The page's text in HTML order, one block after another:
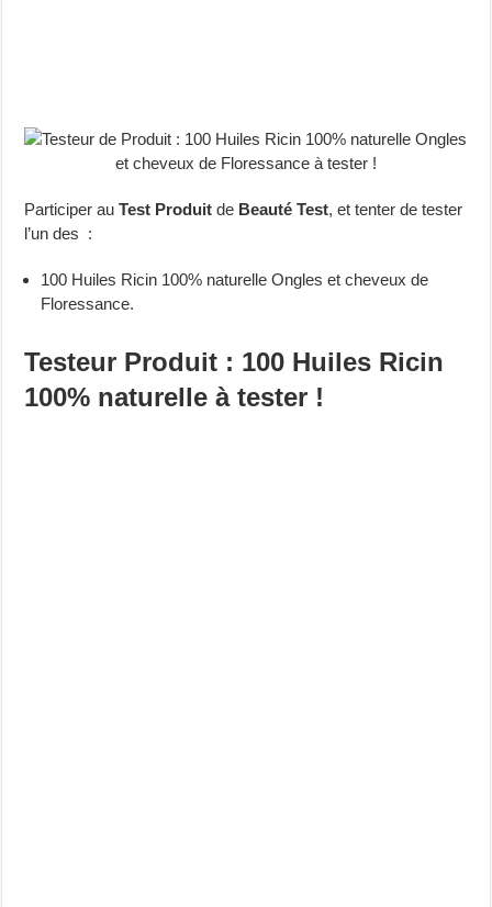
Participer auTest Produit de Beauté Test, et tenter de tester
l’un des :
100 Huiles Ricin 100% naturelle Ongles et cheveux de
Floressance.
Testeur Produit : 100 Huiles Ricin
100% naturelle à tester !